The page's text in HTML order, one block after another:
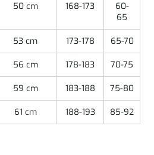
50 cm 168-173
60-
65
53 cm 173-178 65-70
56 cm 178-183 70-75
59 cm 183-188 75-80
61 cm 188-193 85-92